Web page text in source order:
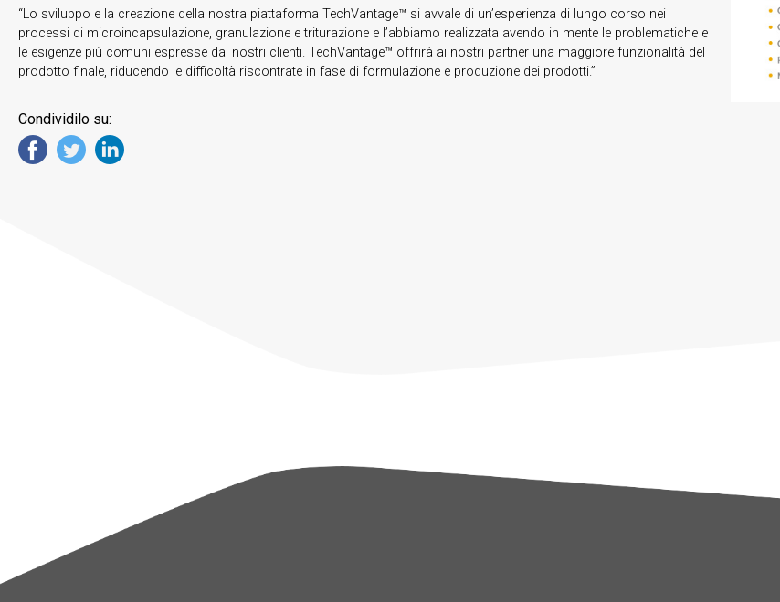
“Lo sviluppo e la creazione della nostra piattaforma TechVantage™ si avvale di un’esperienza di lungo corso nei
processi di microincapsulazione, granulazione e triturazione e l’abbiamo realizzata avendo in mente le problematiche e
le esigenze più comuni espresse dai nostri clienti. TechVantage™ offrirà ai nostri partner una maggiore funzionalità del
prodotto finale, riducendo le difficoltà riscontrate in fase di formulazione e produzione dei prodotti.”
Condividilo su: